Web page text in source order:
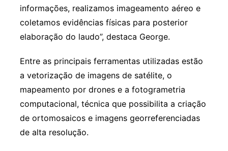
informações, realizamos imageamento aéreo e
coletamos evidências físicas para posterior
elaboração do laudo”, destaca George.
Entre as principais ferramentas utilizadas estão
a vetorização de imagens de satélite, o
mapeamento por drones e a fotogrametria
computacional, técnica que possibilita a criação
de ortomosaicos e imagens georreferenciadas
de alta resolução.